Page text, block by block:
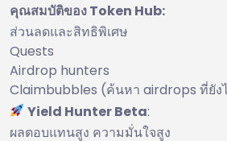
คุณสมบัติของ Token Hub:
ส่วนลดและสิทธิพิเศษ
Quests
Airdrop hunters
Claimbubbles (ค้นหา airdrops ที่ยัง
Yield Hunter Beta:
ผลตอบแทนสูง ความมั่นใจสูง